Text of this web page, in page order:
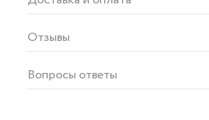
Отзывы
Вопросы ответы